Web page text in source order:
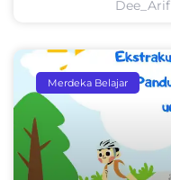
Dee_Arif
Merdeka Belajar